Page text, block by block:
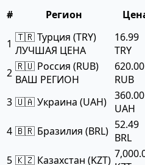
#
Регион
1 🇹🇷 Турция (TRY)
ЛУЧШАЯ ЦЕНА
16.99
TRY
2 🇷🇺 Россия (RUB)
ВАШ РЕГИОН
620.00
RUB
3 🇺🇦 Украина (UAH) 360.00
UAH
4 🇧🇷 Бразилия (BRL) 52.49
BRL
5 🇰🇿 Казахстан (KZT)